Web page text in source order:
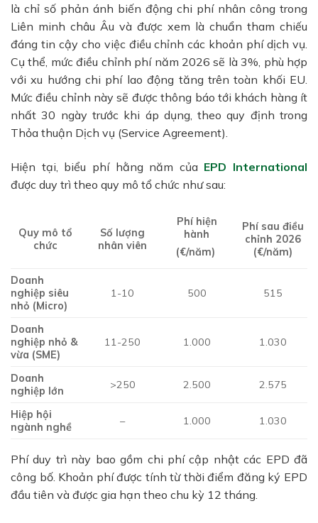
là chỉ số phản ánh biến động chi phí nhân công trong
Liên minh châu Âu và được xem là chuẩn tham chiếu
đáng tin cậy cho việc điều chỉnh các khoản phí dịch vụ.
Cụ thể, mức điều chỉnh phí năm 2026 sẽ là 3%, phù hợp
với xu hướng chi phí lao động tăng trên toàn khối EU.
Mức điều chỉnh này sẽ được thông báo tới khách hàng ít
nhất 30 ngày trước khi áp dụng, theo quy định trong
Thỏa thuận Dịch vụ (Service Agreement).
Hiện tại, biểu phí hằng năm của EPD International
được duy trì theo quy mô tổ chức như sau:
Quy mô tổ
chức
Số lượng
nhân viên
Phí hiện
hành
(€/năm)
Phí sau điều
chỉnh 2026
(€/năm)
Doanh
nghiệp siêu
nhỏ (Micro)
1-10 500 515
Doanh
nghiệp nhỏ &
vừa (SME)
11-250 1.000 1.030
Doanh
nghiệp lớn
>250 2.500 2.575
Hiệp hội
ngành nghề
– 1.000 1.030
Phí duy trì này bao gồm chi phí cập nhật các EPD đã
công bố. Khoản phí được tính từ thời điểm đăng ký EPD
đầu tiên và được gia hạn theo chu kỳ 12 tháng.